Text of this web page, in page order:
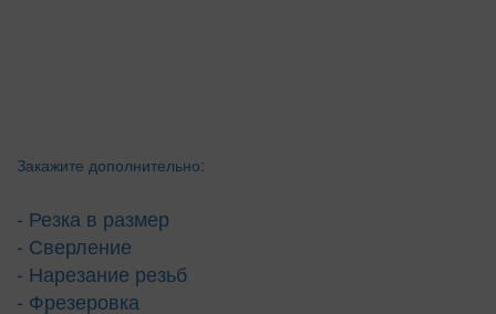
Закажите дополнительно:
- Резка в размер
- Сверление
- Нарезание резьб
- Фрезеровка